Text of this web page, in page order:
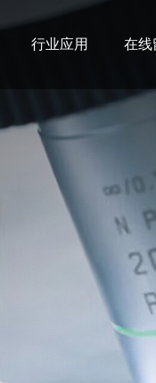
行业应用 在线